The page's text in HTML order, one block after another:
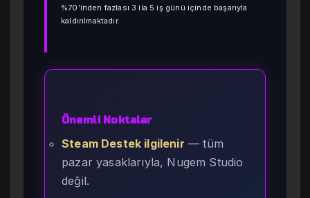
%70’inden fazlası 3 ila 5 iş günü içinde başarıyla
kaldırılmaktadır.
Önemli Noktalar
Steam Destek ilgilenir — tüm
pazar yasaklarıyla, Nugem Studio
değil.